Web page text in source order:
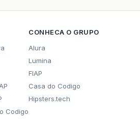
Codigo
CONHECA O GRUPO
Alura
Lumina
FIAP
Casa do Codigo
Hipsters.tech